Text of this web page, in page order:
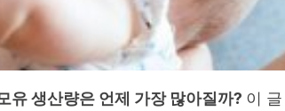
유 생산량은 언제 가장 많아질까? 이 글